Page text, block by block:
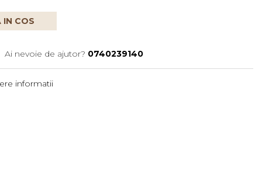
IN COS
Ai nevoie de ajutor? 0740239140
informatii